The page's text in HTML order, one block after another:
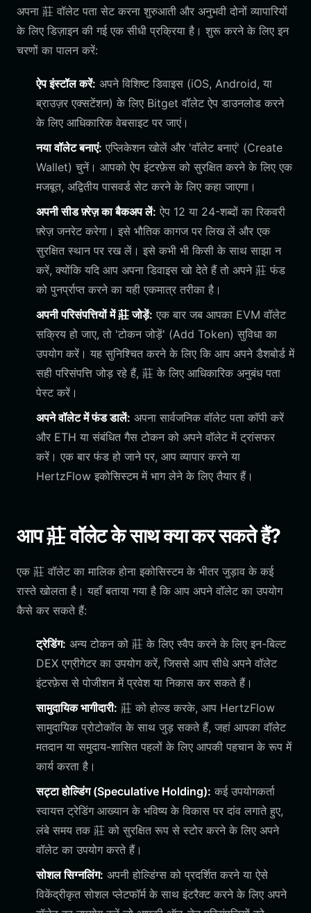
अपना 莊 वॉलेट पता सेट करना शुरुआती और अनुभवी दोनों व्यापारियों
के लिए डिज़ाइन की गई एक सीधी प्रक्रिया है। शुरू करने के लिए इन
चरणों का पालन करें:
ऐप इंस्टॉल करें: अपने विशिष्ट डिवाइस (iOS, Android, या
ब्राउज़र एक्सटेंशन) के लिए Bitget वॉलेट ऐप डाउनलोड करने
के लिए आधिकारिक वेबसाइट पर जाएं।
नया वॉलेट बनाएं: एप्लिकेशन खोलें और 'वॉलेट बनाएं' (Create
Wallet) चुनें। आपको ऐप इंटरफ़ेस को सुरक्षित करने के लिए एक
मजबूत, अद्वितीय पासवर्ड सेट करने के लिए कहा जाएगा।
अपनी सीड फ़्रेज़ का बैकअप लें: ऐप 12 या 24-शब्दों का रिकवरी
फ़्रेज़ जनरेट करेगा। इसे भौतिक कागज पर लिख लें और एक
सुरक्षित स्थान पर रख लें। इसे कभी भी किसी के साथ साझा न
करें, क्योंकि यदि आप अपना डिवाइस खो देते हैं तो अपने 莊 फंड
को पुनर्प्राप्त करने का यही एकमात्र तरीका है।
अपनी परिसंपत्तियों में 莊 जोड़ें: एक बार जब आपका EVM वॉलेट
सक्रिय हो जाए, तो 'टोकन जोड़ें' (Add Token) सुविधा का
उपयोग करें। यह सुनिश्चित करने के लिए कि आप अपने डैशबोर्ड में
सही परिसंपत्ति जोड़ रहे हैं, 莊 के लिए आधिकारिक अनुबंध पता
पेस्ट करें।
अपने वॉलेट में फंड डालें: अपना सार्वजनिक वॉलेट पता कॉपी करें
और ETH या संबंधित गैस टोकन को अपने वॉलेट में ट्रांसफर
करें। एक बार फंड हो जाने पर, आप व्यापार करने या
HertzFlow इकोसिस्टम में भाग लेने के लिए तैयार हैं।
आप 莊 वॉलेट के साथ क्या कर सकते हैं?
एक 莊 वॉलेट का मालिक होना इकोसिस्टम के भीतर जुड़ाव के कई
रास्ते खोलता है। यहाँ बताया गया है कि आप अपने वॉलेट का उपयोग
कैसे कर सकते हैं:
ट्रेडिंग: अन्य टोकन को 莊 के लिए स्वैप करने के लिए इन-बिल्ट
DEX एग्रीगेटर का उपयोग करें, जिससे आप सीधे अपने वॉलेट
इंटरफ़ेस से पोजीशन में प्रवेश या निकास कर सकते हैं।
सामुदायिक भागीदारी: 莊 को होल्ड करके, आप HertzFlow
सामुदायिक प्रोटोकॉल के साथ जुड़ सकते हैं, जहां आपका वॉलेट
मतदान या समुदाय-शासित पहलों के लिए आपकी पहचान के रूप में
कार्य करता है।
सट्टा होल्डिंग (Speculative Holding): कई उपयोगकर्ता
स्वायत्त ट्रेडिंग आख्यान के भविष्य के विकास पर दांव लगाते हुए,
लंबे समय तक 莊 को सुरक्षित रूप से स्टोर करने के लिए अपने
वॉलेट का उपयोग करते हैं।
सोशल सिग्नलिंग: अपनी होल्डिंग्स को प्रदर्शित करने या ऐसे
विकेंद्रीकृत सोशल प्लेटफॉर्म के साथ इंटरैक्ट करने के लिए अपने